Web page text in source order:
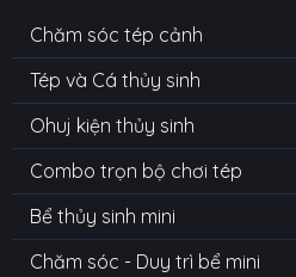
Chăm sóc tép cảnh
Tép và Cá thủy sinh
Ohuj kiện thủy sinh
Combo trọn bộ chơi tép
Bể thủy sinh mini
Chăm sóc - Duy trì bể mini